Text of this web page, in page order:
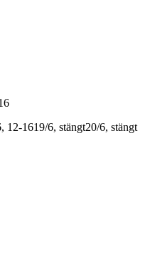
12-1619/6, stängt20/6, stängt